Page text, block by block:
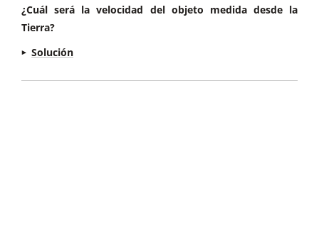
¿Cuál será la velocidad del objeto medida desde la
Tierra?
Solución
Del enunciado de deduce: